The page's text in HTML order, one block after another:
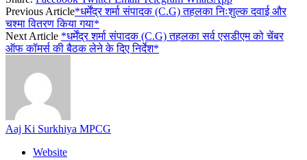
Previous Article*धर्मेंद्र शर्मा संपादक (C.G) तहलका निःशुल्क दवाई और
चश्मा वितरण किया गया*
Next Article *धर्मेंद्र शर्मा संपादक (C.G) तहलका सर्व एसडीएम को चेंबर
ऑफ कॉमर्स की बैठक लेने के दिए निर्देश*
Aaj Ki Surkhiya MPCG
Website